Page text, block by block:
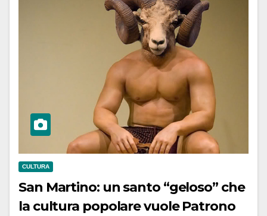
CULTURA
San Martino: un santo “geloso” che
la cultura popolare vuole Patrono